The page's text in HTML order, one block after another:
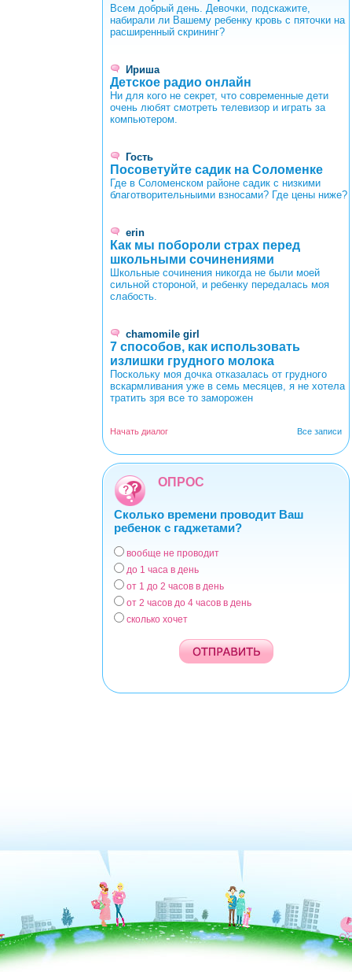
Всем добрый день. Девочки, подскажите,
набирали ли Вашему ребенку кровь с пяточки на
расширенный скрининг?
Ириша
Детское радио онлайн
Ни для кого не секрет, что современные дети
очень любят смотреть телевизор и играть за
компьютером.
Гость
Посоветуйте садик на Соломенке
Где в Соломенском районе садик с низкими
благотворительныими взносами? Где цены ниже?
erin
Как мы побороли страх перед
школьными сочинениями
Школьные сочинения никогда не были моей
сильной стороной, и ребенку передалась моя
слабость.
chamomile girl
7 способов, как использовать
излишки грудного молока
Поскольку моя дочка отказалась от грудного
вскармливания уже в семь месяцев, я не хотела
тратить зря все то заморожен
Все записи
Начать диалог
ОПРОС
Сколько времени проводит Ваш
ребенок с гаджетами?
Варианты
вообще не проводит
до 1 часа в день
от 1 до 2 часов в день
от 2 часов до 4 часов в день
сколько хочет